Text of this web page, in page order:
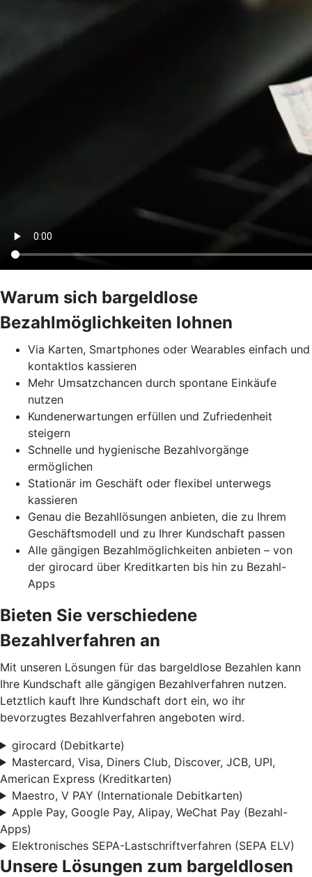
Warum sich bargeldlose
Bezahlmöglichkeiten lohnen
Via Karten, Smartphones oder Wearables einfach und
kontaktlos kassieren
Mehr Umsatzchancen durch spontane Einkäufe
nutzen
Kundenerwartungen erfüllen und Zufriedenheit
steigern
Schnelle und hygienische Bezahlvorgänge
ermöglichen
Stationär im Geschäft oder flexibel unterwegs
kassieren
Genau die Bezahllösungen anbieten, die zu Ihrem
Geschäftsmodell und zu Ihrer Kundschaft passen
Alle gängigen Bezahlmöglichkeiten anbieten – von
der girocard über Kreditkarten bis hin zu Bezahl-
Apps
Bieten Sie verschiedene
Bezahlverfahren an
Mit unseren Lösungen für das bargeldlose Bezahlen kann
Ihre Kundschaft alle gängigen Bezahlverfahren nutzen.
Letztlich kauft Ihre Kundschaft dort ein, wo ihr
bevorzugtes Bezahlverfahren angeboten wird.
girocard (Debitkarte)
Mastercard, Visa, Diners Club, Discover, JCB, UPI,
American Express (Kreditkarten)
Maestro, V PAY (Internationale Debitkarten)
Apple Pay, Google Pay, Alipay, WeChat Pay (Bezahl-
Apps)
Elektronisches SEPA-Lastschriftverfahren (SEPA ELV)
Unsere Lösungen zum bargeldlosen